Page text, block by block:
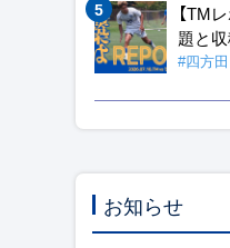
【TM
題と
#四方
お知らせ